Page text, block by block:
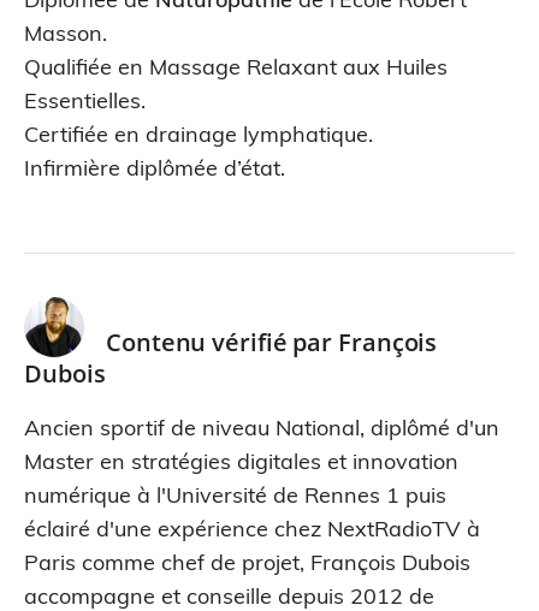
Masson.
Qualifiée en Massage Relaxant aux Huiles
Essentielles.
Certifiée en drainage lymphatique.
Infirmière diplômée d’état.
Contenu vérifié par François
Dubois
Ancien sportif de niveau National, diplômé d'un
Master en stratégies digitales et innovation
numérique à l'Université de Rennes 1 puis
éclairé d'une expérience chez NextRadioTV à
Paris comme chef de projet, François Dubois
accompagne et conseille depuis 2012 de